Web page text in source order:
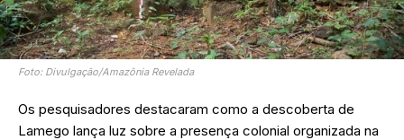
Foto: Divulgação/Amazônia Revelada
Os pesquisadores destacaram como a descoberta de
Lamego lança luz sobre a presença colonial organizada na